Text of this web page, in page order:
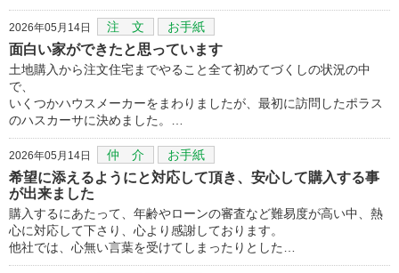
2026年05月14日 注 文 お手紙
面白い家ができたと思っています
土地購入から注文住宅までやること全て初めてづくしの状況の中
で、
いくつかハウスメーカーをまわりましたが、最初に訪問したポラス
のハスカーサに決めました。…
2026年05月14日 仲 介 お手紙
希望に添えるようにと対応して頂き、安心して購入する事
が出来ました
購入するにあたって、年齢やローンの審査など難易度が高い中、熱
心に対応して下さり、心より感謝しております。
他社では、心無い言葉を受けてしまったりとした…